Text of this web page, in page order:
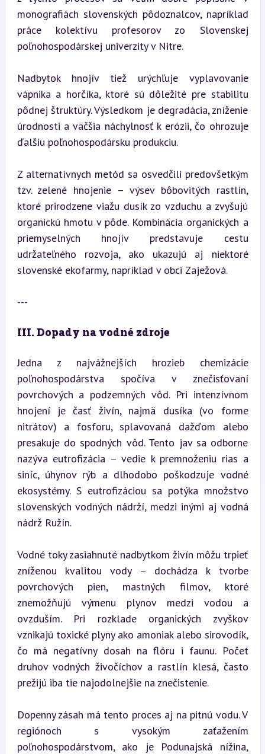
monografiách slovenských pôdoznalcov, napríklad
práce kolektívu profesorov zo Slovenskej
poľnohospodárskej univerzity v Nitre.
Nadbytok hnojív tiež urýchľuje vyplavovanie
vápnika a horčíka, ktoré sú dôležité pre stabilitu
pôdnej štruktúry. Výsledkom je degradácia, zníženie
úrodnosti a väčšia náchylnosť k erózii, čo ohrozuje
ďalšiu poľnohospodársku produkciu.
Z alternatívnych metód sa osvedčili predovšetkým
tzv. zelené hnojenie – výsev bôbovitých rastlín,
ktoré prirodzene viažu dusík zo vzduchu a zvyšujú
organickú hmotu v pôde. Kombinácia organických a
priemyselných hnojív predstavuje cestu
udržateľného rozvoja, ako ukazujú aj niektoré
slovenské ekofarmy, napríklad v obci Zaježová.
---
III. Dopady na vodné zdroje
Jedna z najvážnejších hrozieb chemizácie
poľnohospodárstva spočíva v znečisťovaní
povrchových a podzemných vôd. Pri intenzívnom
hnojení je časť živín, najmä dusíka (vo forme
nitrátov) a fosforu, splavovaná dažďom alebo
presakuje do spodných vôd. Tento jav sa odborne
nazýva eutrofizácia – vedie k premnoženiu rias a
siníc, úhynov rýb a dlhodobo poškodzuje vodné
ekosystémy. S eutrofizáciou sa potýka množstvo
slovenských vodných nádrží, medzi inými aj vodná
nádrž Ružín.
Vodné toky zasiahnuté nadbytkom živín môžu trpieť
zníženou kvalitou vody – dochádza k tvorbe
povrchových pien, mastných filmov, ktoré
znemožňujú výmenu plynov medzi vodou a
ovzduším. Pri rozklade organických zvyškov
vznikajú toxické plyny ako amoniak alebo sirovodík,
čo má negatívny dosah na flóru i faunu. Počet
druhov vodných živočíchov a rastlín klesá, často
prežijú iba tie najodolnejšie na znečistenie.
Dopenny zásah má tento proces aj na pitnú vodu. V
regiónoch s vysokým zaťažením
poľnohospodárstvom, ako je Podunajská nížina,